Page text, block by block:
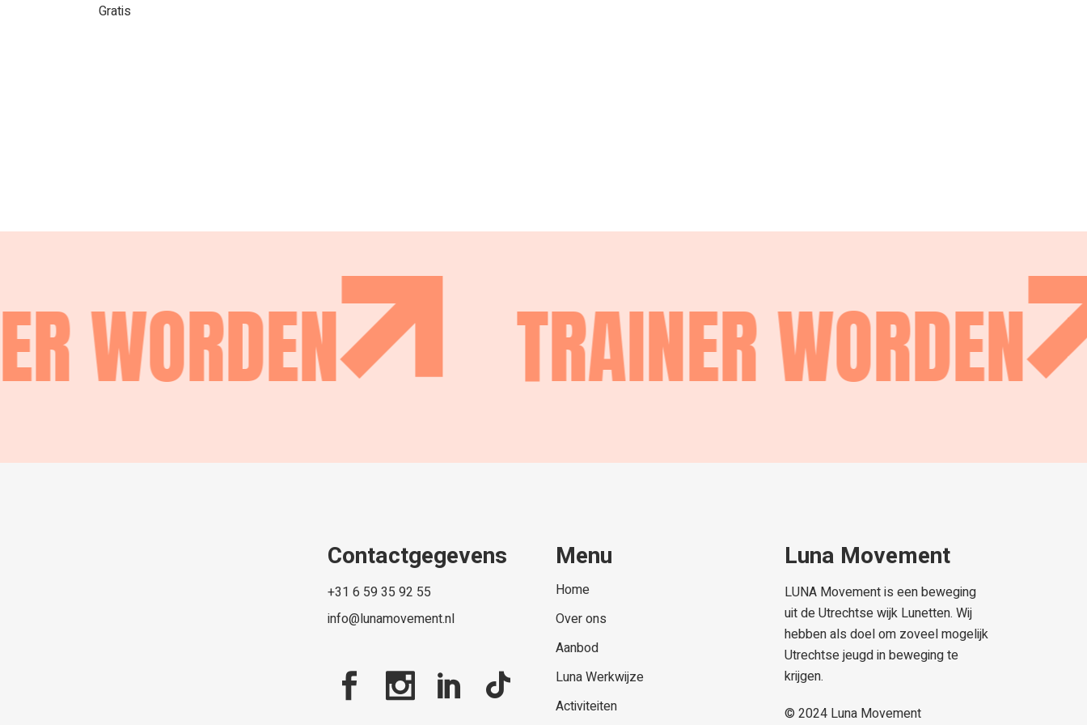
Gratis
WORDEN TRAINER WORDEN
Contactgegevens
+31 6 59 35 92 55
info@lunamovement.nl
Menu
Home
Over ons
Aanbod
Luna Werkwijze
Activiteiten
Luna Movement
LUNA Movement is een beweging
uit de Utrechtse wijk Lunetten. Wij
hebben als doel om zoveel mogelijk
Utrechtse jeugd in beweging te
krijgen.
© 2024 Luna Movement